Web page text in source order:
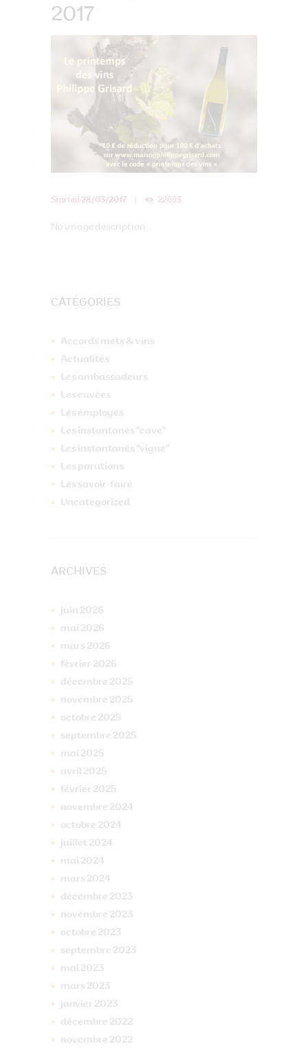
2017
Started 28/03/2017 22693
No image description ...
CATÉGORIES
Accords mets & vins
Actualités
Les ambassadeurs
Les cuvées
Les employés
Les instantanés "cave"
Les instantanés "vigne"
Les parutions
Les savoir-faire
Uncategorized
ARCHIVES
juin 2026
mai 2026
mars 2026
février 2026
décembre 2025
novembre 2025
octobre 2025
septembre 2025
mai 2025
avril 2025
février 2025
novembre 2024
octobre 2024
juillet 2024
mai 2024
mars 2024
décembre 2023
novembre 2023
octobre 2023
septembre 2023
mai 2023
mars 2023
janvier 2023
décembre 2022
novembre 2022